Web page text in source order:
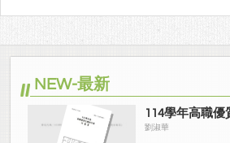
NEW-最新
114學年高職優
劉淑華